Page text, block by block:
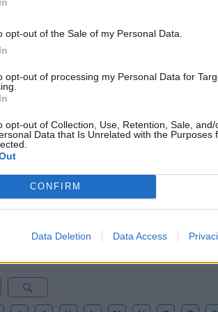
opt-out of the Sale of my Personal Data.
opt-out of processing my Personal Data for
opt-out of Collection, Use, Retention, Sale, and/
Data that Is Unrelated with the Purposes
CONFIRM
Data Deletion Data Access
Añadir un comentario ...
Psicodelia y Space Rock 🎸✨
🌌🚀 Viaje intergaláctico: la mejor
psicodelia, space rock y atmósferas
tus noches de astronomía. 🪐🎸
esta colección para tu próxima noche